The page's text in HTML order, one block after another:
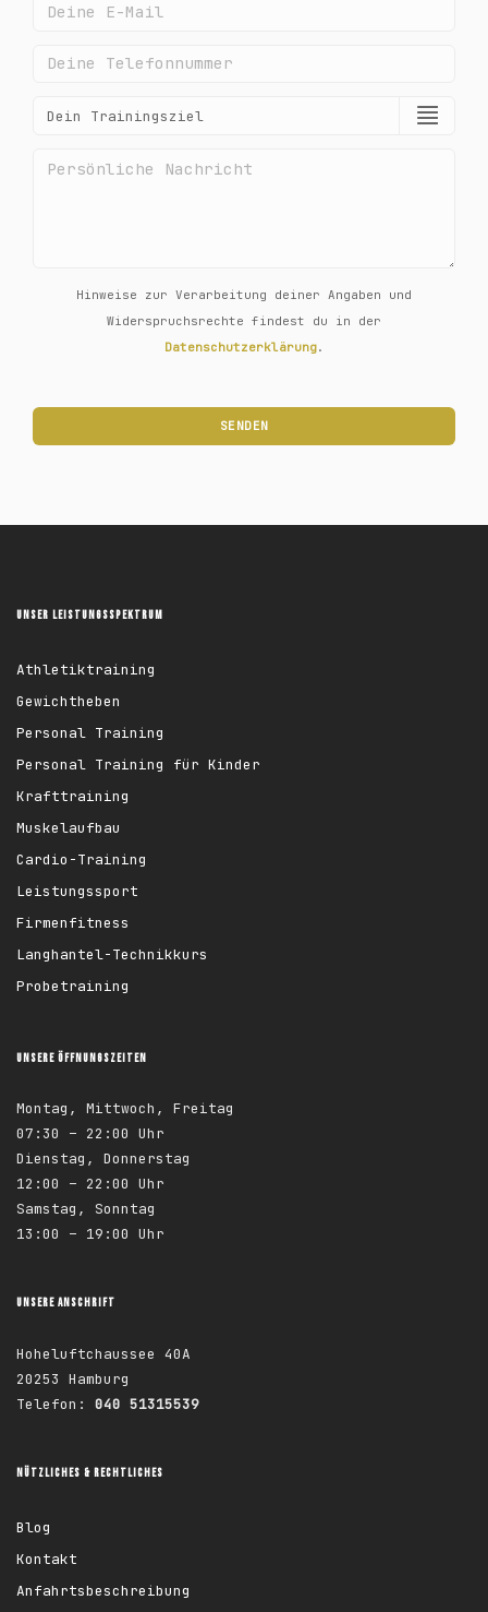
Hinweise zur Verarbeitung deiner Angaben und
Widerspruchsrechte findest du in der
Datenschutzerklärung.
UNSER LEISTUNGSSPEKTRUM
Athletiktraining
Gewichtheben
Personal Training
Personal Training für Kinder
Krafttraining
Muskelaufbau
Cardio-Training
Leistungssport
Firmenfitness
Langhantel-Technikkurs
Probetraining
UNSERE ÖFFNUNGSZEITEN
Montag, Mittwoch, Freitag
07:30 – 22:00 Uhr
Dienstag, Donnerstag
12:00 – 22:00 Uhr
Samstag, Sonntag
13:00 – 19:00 Uhr
UNSERE ANSCHRIFT
Hoheluftchaussee 40A
20253 Hamburg
Telefon: 040 51315539
NÜTZLICHES & RECHTLICHES
Blog
Kontakt
Anfahrtsbeschreibung